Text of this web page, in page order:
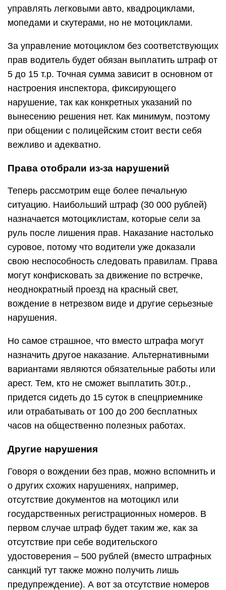
управлять легковыми авто, квадроциклами,
мопедами и скутерами, но не мотоциклами.
За управление мотоциклом без соответствующих
прав водитель будет обязан выплатить штраф от
5 до 15 т.р. Точная сумма зависит в основном от
настроения инспектора, фиксирующего
нарушение, так как конкретных указаний по
вынесению решения нет. Как минимум, поэтому
при общении с полицейским стоит вести себя
вежливо и адекватно.
Права отобрали из-за нарушений
Теперь рассмотрим еще более печальную
ситуацию. Наибольший штраф (30 000 рублей)
назначается мотоциклистам, которые сели за
руль после лишения прав. Наказание настолько
суровое, потому что водители уже доказали
свою неспособность следовать правилам. Права
могут конфисковать за движение по встречке,
неоднократный проезд на красный свет,
вождение в нетрезвом виде и другие серьезные
нарушения.
Но самое страшное, что вместо штрафа могут
назначить другое наказание. Альтернативными
вариантами являются обязательные работы или
арест. Тем, кто не сможет выплатить 30т.р.,
придется сидеть до 15 суток в спецприемнике
или отрабатывать от 100 до 200 бесплатных
часов на общественно полезных работах.
Другие нарушения
Говоря о вождении без прав, можно вспомнить и
о других схожих нарушениях, например,
отсутствие документов на мотоцикл или
государственных регистрационных номеров. В
первом случае штраф будет таким же, как за
отсутствие при себе водительского
удостоверения – 500 рублей (вместо штрафных
санкций тут также можно получить лишь
предупреждение). А вот за отсутствие номеров